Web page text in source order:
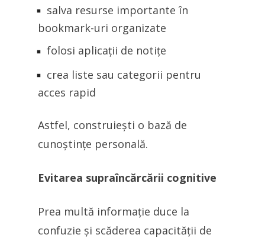
salva resurse importante în
bookmark-uri organizate
folosi aplicații de notițe
crea liste sau categorii pentru
acces rapid
Astfel, construiești o bază de
cunoștințe personală.
Evitarea supraîncărcării cognitive
Prea multă informație duce la
confuzie și scăderea capacității de